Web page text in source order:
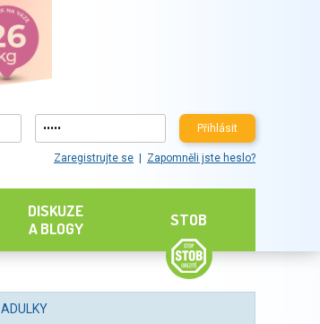
Přihlásit
Zaregistrujte se Zapomněli jste heslo?
DISKUZE
A BLOGY
STOB
ADULKY